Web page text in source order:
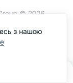
© 2026
з нашою